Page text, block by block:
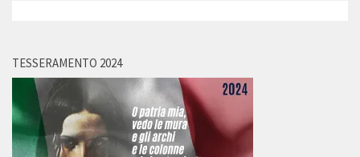
TESSERAMENTO 2024